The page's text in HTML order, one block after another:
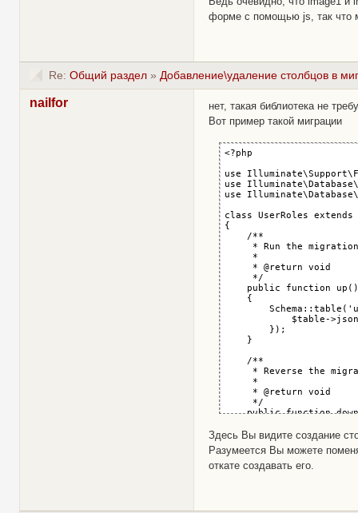
форме с помощью js, так что
Re: Общий раздел » Добавление\удаление столбцов в
nailfor
нет, такая библиотека не
Вот пример такой миграции
<?php
use
use
use
class UserRoles
{
    /**
* Run the
     *
     * @return void
     */
public function
    {
$table-
        });
    }
    /**
* Reverse the
     *
     * @return void
     */
public function
$table-
        });
    }
Здесь Вы видите создание
Разумеется Вы можете
откате создавать его.